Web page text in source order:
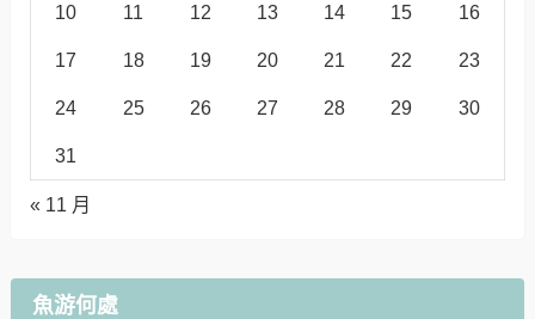
10 11 12 13 14 15 16
17 18 19 20 21 22 23
24 25 26 27 28 29 30
31
« 11 月
魚游何處